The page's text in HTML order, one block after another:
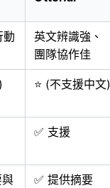
動
英文辨識強、
團隊協作佳
⭐ (不支援中文)
✅ 支援
✅ 提供摘要